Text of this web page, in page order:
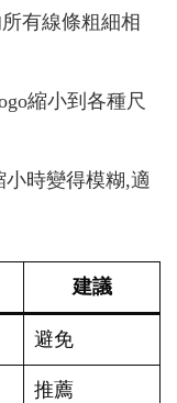
有線條粗細相
縮小到各種尺
時變得模糊,適
建議
避免
推薦